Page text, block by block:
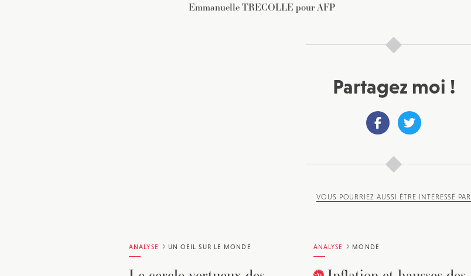
Emmanuelle TRECOLLE pour AFP
Partagez moi !
VOUS POURRIEZ AUSSI ÊTRE INTÉRESSÉ PAR
ANALYSE UN OEIL SUR LE MONDE ANALYSE MONDE